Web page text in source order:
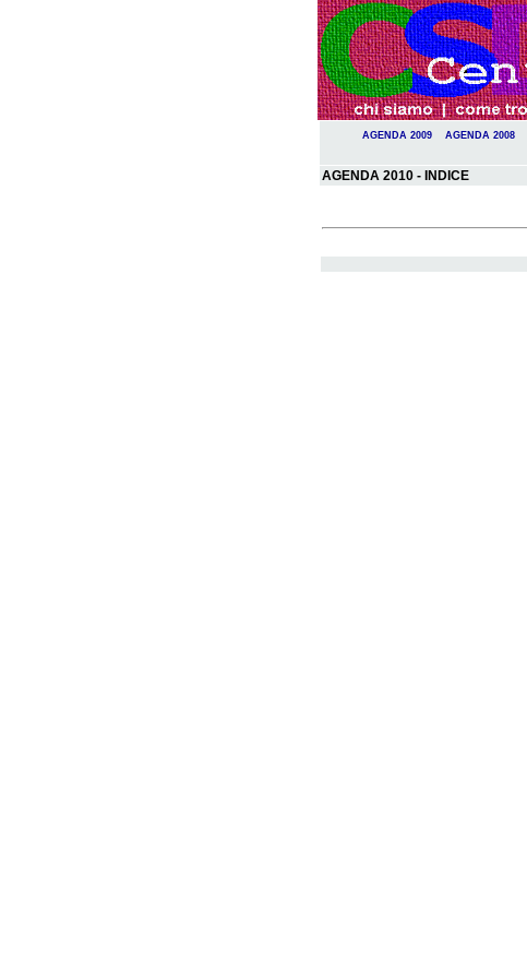
AGENDA 2009 AGENDA 2008
AGENDA 2010 - INDICE